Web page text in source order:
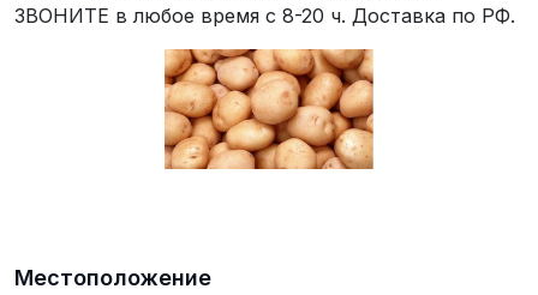
ЗВОНИТЕ в любое время с 8-20 ч. Доставка по РФ.
Местоположение